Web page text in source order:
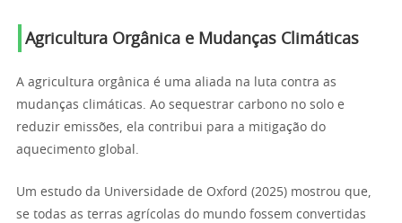
Agricultura Orgânica e Mudanças Climáticas
A agricultura orgânica é uma aliada na luta contra as
mudanças climáticas. Ao sequestrar carbono no solo e
reduzir emissões, ela contribui para a mitigação do
aquecimento global.
Um estudo da Universidade de Oxford (2025) mostrou que,
se todas as terras agrícolas do mundo fossem convertidas